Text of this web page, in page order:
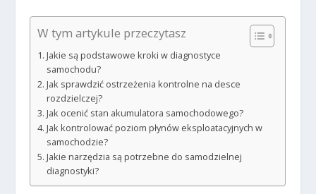
W tym artykule przeczytasz
Jakie są podstawowe kroki w diagnostyce
samochodu?
Jak sprawdzić ostrzeżenia kontrolne na desce
rozdzielczej?
Jak ocenić stan akumulatora samochodowego?
Jak kontrolować poziom płynów eksploatacyjnych w
samochodzie?
Jakie narzędzia są potrzebne do samodzielnej
diagnostyki?